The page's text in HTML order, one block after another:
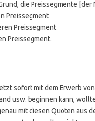
die Preissegmente
Preissegment
Preissegment
Preissegment.
sofort mit dem Erwerb
usw. beginnen kann,
mit diesen Quoten aus